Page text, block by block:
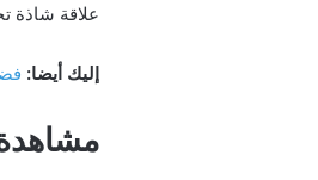
علاقة شاذة
إليك أيضا: